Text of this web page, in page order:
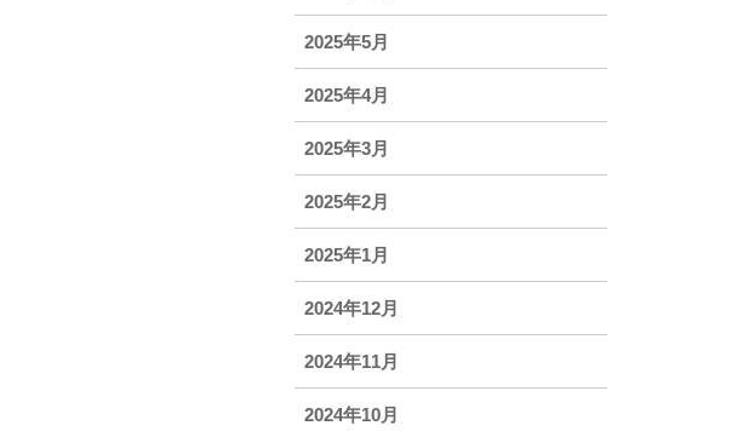
2025年5月
2025年4月
2025年3月
2025年2月
2025年1月
2024年12月
2024年11月
2024年10月